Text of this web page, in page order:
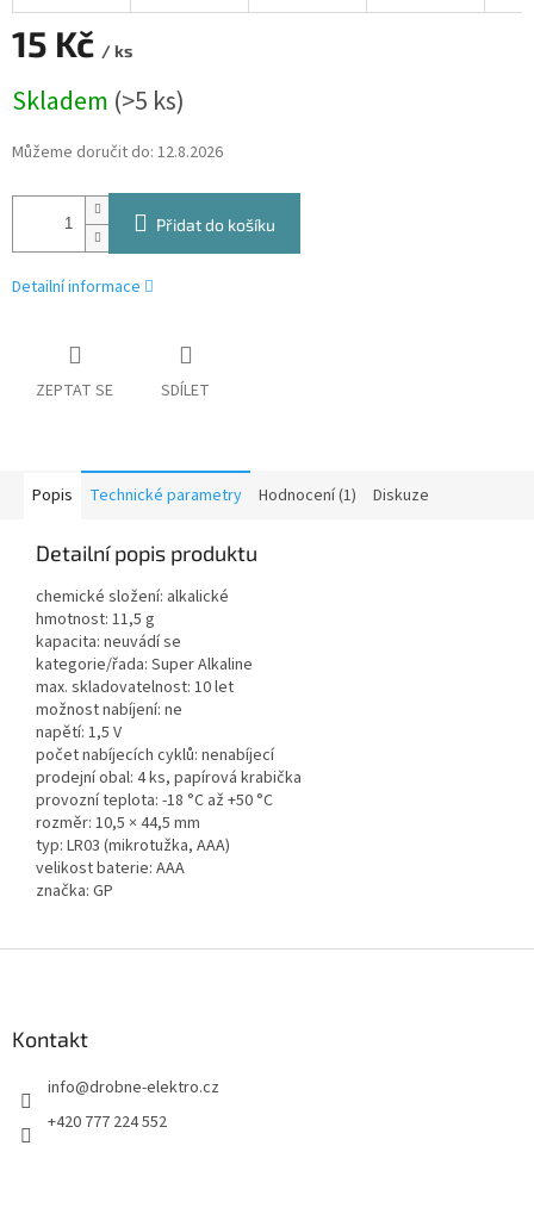
15 Kč / ks
cena:
Skladem (>5 ks)
Můžeme doručit do: 12.8.2026
Přidat do košíku
Detailní informace
ZEPTAT SE SDÍLET
Popis Technické parametry Hodnocení (1) Diskuze
Detailní popis produktu
chemické složení: alkalické
hmotnost: 11,5 g
kapacita: neuvádí se
kategorie/řada: Super Alkaline
max. skladovatelnost: 10 let
možnost nabíjení: ne
napětí: 1,5 V
počet nabíjecích cyklů: nenabíjecí
prodejní obal: 4 ks, papírová krabička
provozní teplota: -18 °C až +50 °C
rozměr: 10,5 × 44,5 mm
typ: LR03 (mikrotužka, AAA)
velikost baterie: AAA
značka: GP
Kontakt
info@drobne-elektro.cz
+420 777 224 552